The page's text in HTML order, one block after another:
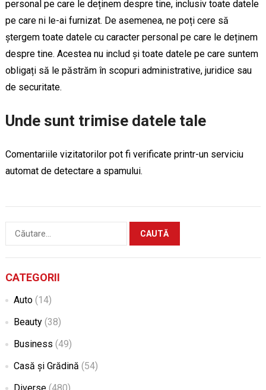
personal pe care le deținem despre tine, inclusiv toate datele
pe care ni le-ai furnizat. De asemenea, ne poți cere să
ștergem toate datele cu caracter personal pe care le deținem
despre tine. Acestea nu includ și toate datele pe care suntem
obligați să le păstrăm în scopuri administrative, juridice sau
de securitate.
Unde sunt trimise datele tale
Comentariile vizitatorilor pot fi verificate printr-un serviciu
automat de detectare a spamului.
Caută
după:
CATEGORII
Auto(14)
Beauty(38)
Business (49)
Casă și Grădină (54)